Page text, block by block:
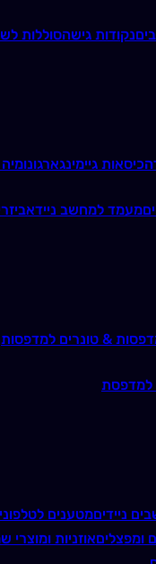
נקודות גישהסוללות
כיסאות גיימינג
מעמד למחשב נייד
& טונרים למדפסות
למדפסת
ניידיםמטענים
ומפצליםאוזניות ומוצרי